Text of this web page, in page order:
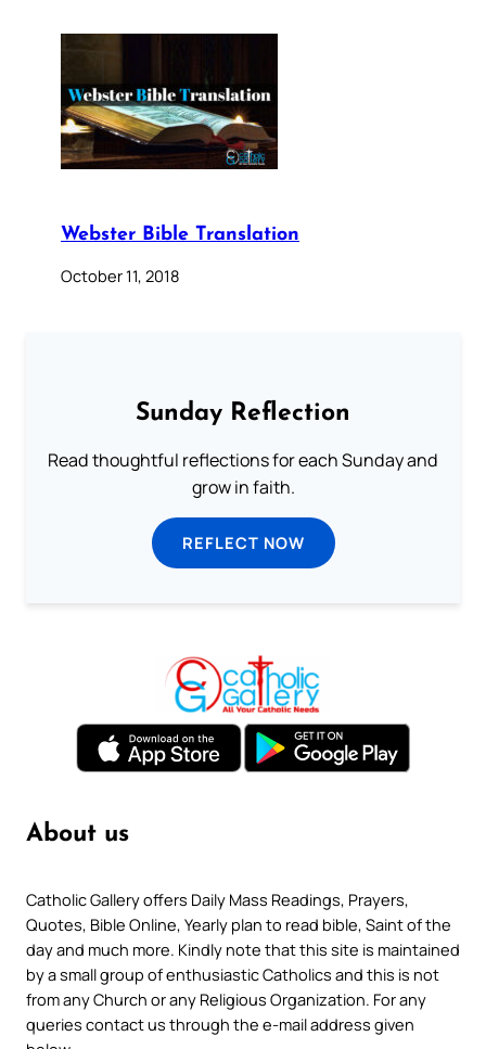
Webster Bible Translation
October 11, 2018
Sunday Reflection
Read thoughtful reflections for each Sunday and
grow in faith.
REFLECT NOW
About us
Catholic Gallery offers Daily Mass Readings, Prayers,
Quotes, Bible Online, Yearly plan to read bible, Saint of the
day and much more. Kindly note that this site is maintained
by a small group of enthusiastic Catholics and this is not
from any Church or any Religious Organization. For any
queries contact us through the e-mail address given